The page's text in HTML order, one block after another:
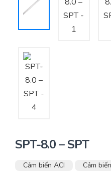
Tư vấn thiết kế, thi
Thi công – Lắp đặt hệ
SPT-8.0 – SPT
Cảm biến ACI Cảm